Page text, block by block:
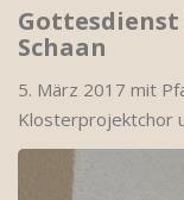
Gottesdienst
Schaan
5. März 2017 mit
Klosterprojektchor